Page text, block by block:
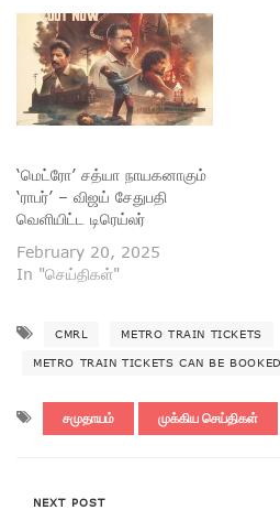
‘மெட்ரோ’ சத்யா நாயகனாகும்
‘ராபர்’ – விஜய் சேதுபதி
வெளியிட்ட டிரெய்லர்
February 20, 2025
In "செய்திகள்"
CMRL METRO TRAIN TICKETS
METRO TRAIN TICKETS CAN BE
சமுதாயம் முக்கிய செய்திகள்
NEXT POST